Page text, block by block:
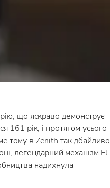
що яскраво демонструє
161 рік, і протягом усього
тому в Zenith так дбайливо
легендарний механізм El
надихнула